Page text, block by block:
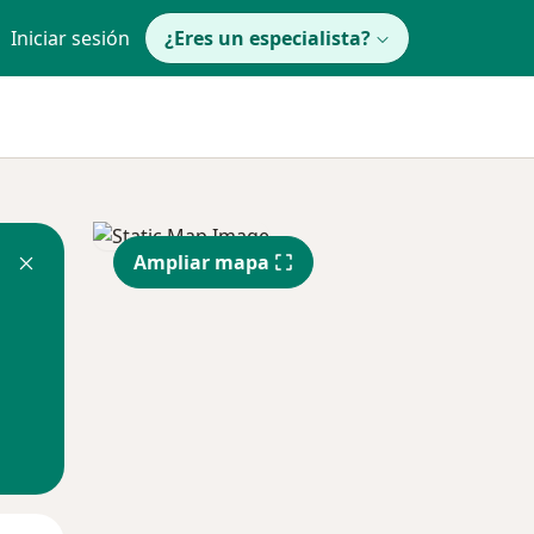
Iniciar sesión ¿Eres un especialista?
Ampliar mapa